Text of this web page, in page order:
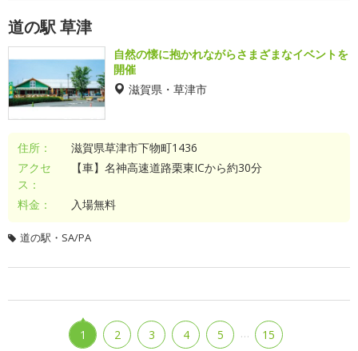
道の駅 草津
自然の懐に抱かれながらさまざまなイベントを
開催
滋賀県・草津市
住所：
滋賀県草津市下物町1436
アクセ
ス：
【車】名神高速道路栗東ICから約30分
料金： 入場無料
道の駅・SA/PA
1 2 3 4 5 … 15